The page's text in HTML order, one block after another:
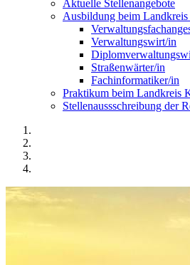
Aktuelle Stellenangebote
Ausbildung beim
Verwaltungswirt/in
Straßenwärter/in
Fachinformatiker/in
Praktikum beim Landkreis
Stellenaussschreibung der